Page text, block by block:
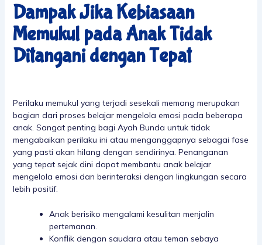
Dampak Jika Kebiasaan
Memukul pada Anak Tidak
Ditangani dengan Tepat
Perilaku memukul yang terjadi sesekali memang merupakan
bagian dari proses belajar mengelola emosi pada beberapa
anak. Sangat penting bagi Ayah Bunda untuk tidak
mengabaikan perilaku ini atau menganggapnya sebagai fase
yang pasti akan hilang dengan sendirinya. Penanganan
yang tepat sejak dini dapat membantu anak belajar
mengelola emosi dan berinteraksi dengan lingkungan secara
lebih positif.
Anak berisiko mengalami kesulitan menjalin
pertemanan.
Konflik dengan saudara atau teman sebaya